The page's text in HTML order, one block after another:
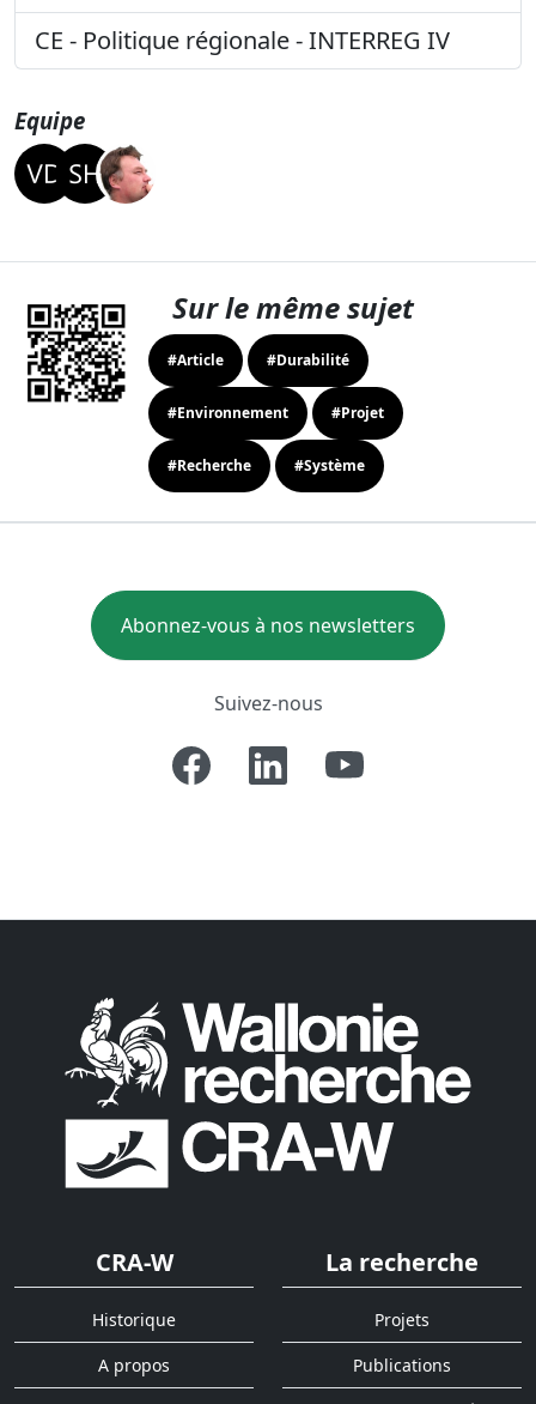
CE - Politique régionale - INTERREG IV
Equipe
Sur le même sujet
#Article #Durabilité
#Environnement #Projet
#Recherche #Système
Abonnez-vous à nos newsletters
Suivez-nous
CRA-W
Historique
A propos
La recherche
Projets
Publications